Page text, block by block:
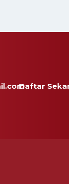
Daftar